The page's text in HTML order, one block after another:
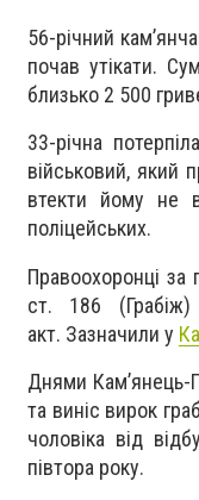
56-річний
почав утікати.
близько 2 500
33-річна
військовий, який
втекти йому не
поліцейських.
Правоохоронці за
ст. 186 (Грабіж)
акт. Зазначили у
Днями Кам’янець-
та виніс вирок
чоловіка від
півтора року.